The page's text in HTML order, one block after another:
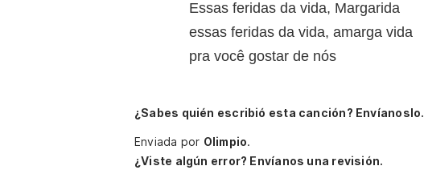
Essas feridas da vida, Margarida
essas feridas da vida, amarga vida
pra você gostar de nós
¿Sabes quién escribió esta canción? Envíanoslo.
Enviada por Olimpio.
¿Viste algún error? Envíanos una revisión.